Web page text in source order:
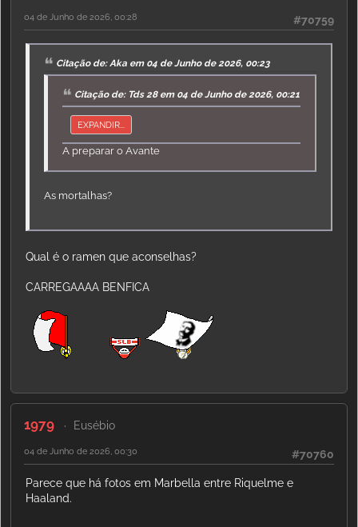
#70759
04 de Junho de 2026, 00:28
Citação de: Aka em 04 de Junho de 2026, 00:23
Citação de: Tds 28 em 04 de Junho de 2026, 00:21
EXPANDIR...
A preparar o Avante
As mortalhas?
Qual é o ramen que aconselhas?
CARREGAAAA BENFICA
1979 Eusébio
#70760
04 de Junho de 2026, 00:30
Parece que há fotos em Marbella entre Riquelme e
Haaland.